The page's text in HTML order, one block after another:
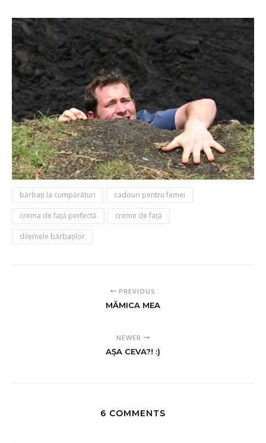
bărbaţi la cumpărături cadouri pentru femei
crema de faţă perfectă creme de faţă
dilemele bărbaţilor
PREVIOUS
MĂMICA MEA
NEWER
AŞA CEVA?! :)
6 COMMENTS